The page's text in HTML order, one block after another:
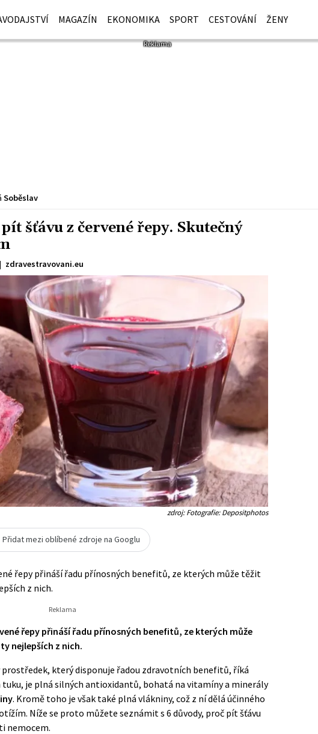
MAGAZÍN EKONOMIKA SPORT CESTOVÁNÍ ŽENY
Soběslav
šťávu z červené řepy. Skutečný
| zdravestravovani.eu
zdroj: Fotografie: Depositphotos
Přidat mezi oblíbené zdroje na Googlu
řepy přináší řadu přínosných benefitů, ze kterých může těžit
z nich.
řepy přináší řadu přínosných benefitů, ze kterých může
nejlepších z nich.
prostředek, který disponuje řadou zdravotních benefitů, říká
tuku, je plná silných antioxidantů, bohatá na vitamíny a minerály
. Kromě toho je však také plná vlákniny, což z ní dělá účinného
Níže se proto můžete seznámit s 6 důvody, proč pít šťávu
nemocem.